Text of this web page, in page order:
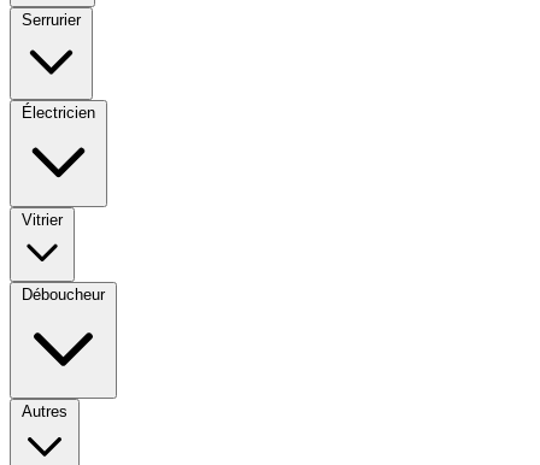
Serrurier
Électricien
Vitrier
Déboucheur
Autres